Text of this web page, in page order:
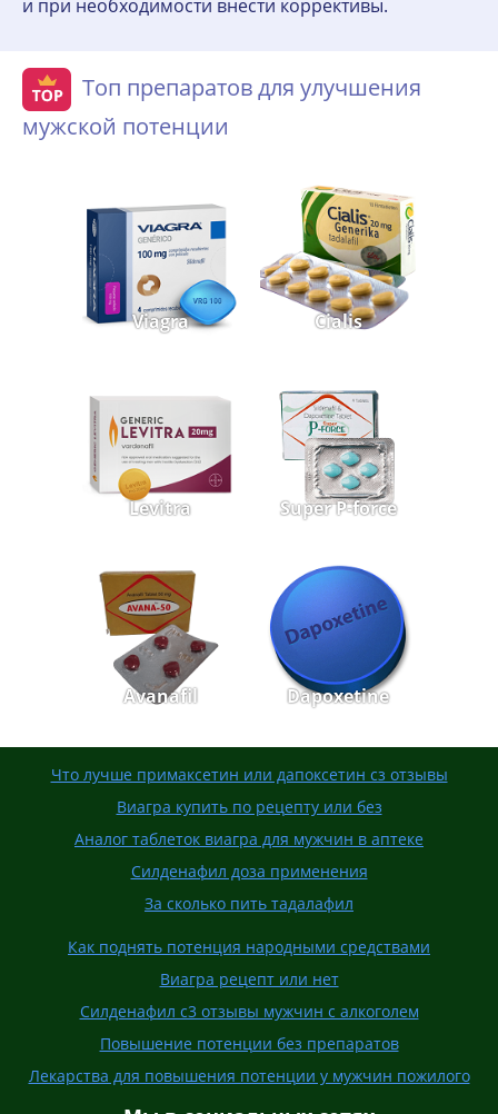
и при необходимости внести коррективы.
Топ препаратов для улучшения
мужской потенции
Viagra Cialis
Levitra Super P-force
Avanafil Dapoxetine
Что лучше примаксетин или дапоксетин сз отзывы
Виагра купить по рецепту или без
Аналог таблеток виагра для мужчин в аптеке
Силденафил доза применения
За сколько пить тадалафил
Как поднять потенция народными средствами
Виагра рецепт или нет
Силденафил с3 отзывы мужчин с алкоголем
Повышение потенции без препаратов
Лекарства для повышения потенции у мужчин пожилого